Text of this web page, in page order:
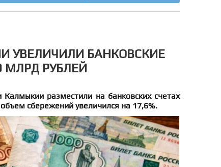
УВЕЛИЧИЛИ БАНКОВСКИЕ
МЛРД РУБЛЕЙ
разместили на банковских счетах
сбережений увеличился на 17,6%.